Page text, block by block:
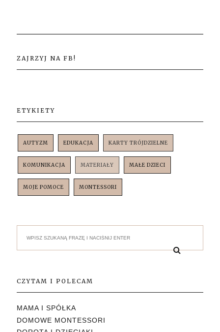
ZAJRZYJ NA FB!
ETYKIETY
AUTYZM EDUKACJA KARTY TRÓJDZIELNE
KOMUNIKACJA MATERIAŁY MAŁE DZIECI
MOJE POMOCE MONTESSORI
CZYTAM I POLECAM
MAMA I SPÓŁKA
DOMOWE MONTESSORI